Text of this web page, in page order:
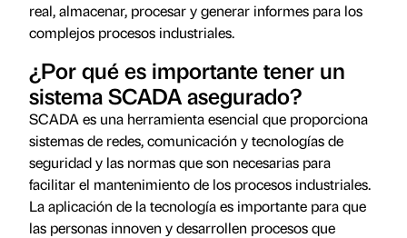
real, almacenar, procesar y generar informes para los
complejos procesos industriales.
¿Por qué es importante tener un
sistema SCADA asegurado?
SCADA es una herramienta esencial que proporciona
sistemas de redes, comunicación y tecnologías de
seguridad y las normas que son necesarias para
facilitar el mantenimiento de los procesos industriales.
La aplicación de la tecnología es importante para que
las personas innoven y desarrollen procesos que